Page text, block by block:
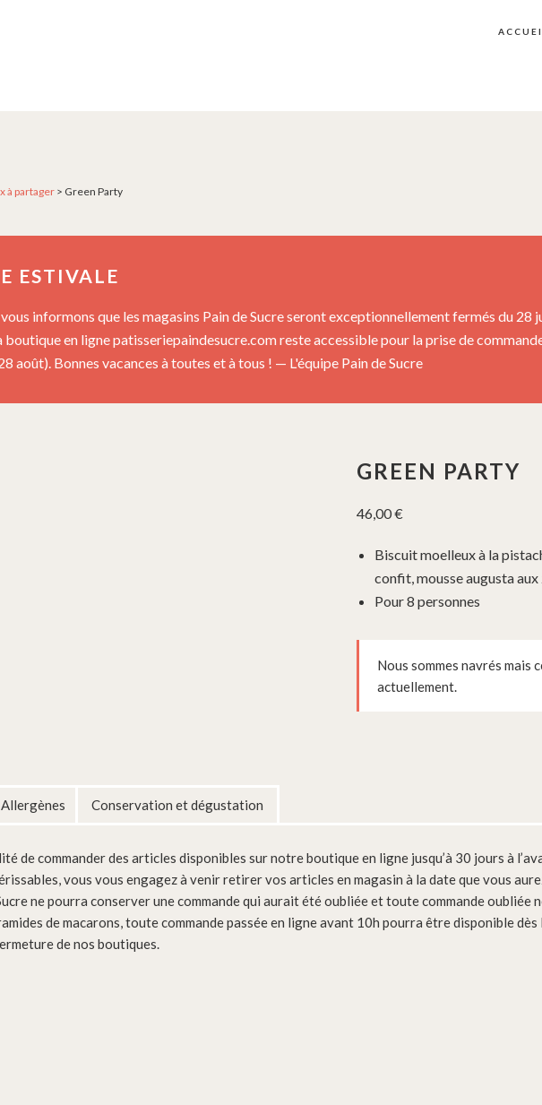
à partager> Green Party
ESTIVALE
informons que les magasins Pain de Sucre seront exceptionnellement fermés du 28
boutique en ligne patisseriepaindesucre.com reste accessible pour la prise de
août). Bonnes vacances à toutes et à tous ! — L'équipe Pain de Sucre
GREEN PARTY
46,00€
Biscuit moelleux à la
confit, mousse augusta aux
Pour 8 personnes
Nous sommes navrés mais
actuellement.
Allergènes Conservation et dégustation
de commander des articles disponibles sur notre boutique en ligne jusqu’à 30 jours à
vous vous engagez à venir retirer vos articles en magasin à la date que vous
ne pourra conserver une commande qui aurait été oubliée et toute commande oubliée
de macarons, toute commande passée en ligne avant 10h pourra être disponible
de nos boutiques.